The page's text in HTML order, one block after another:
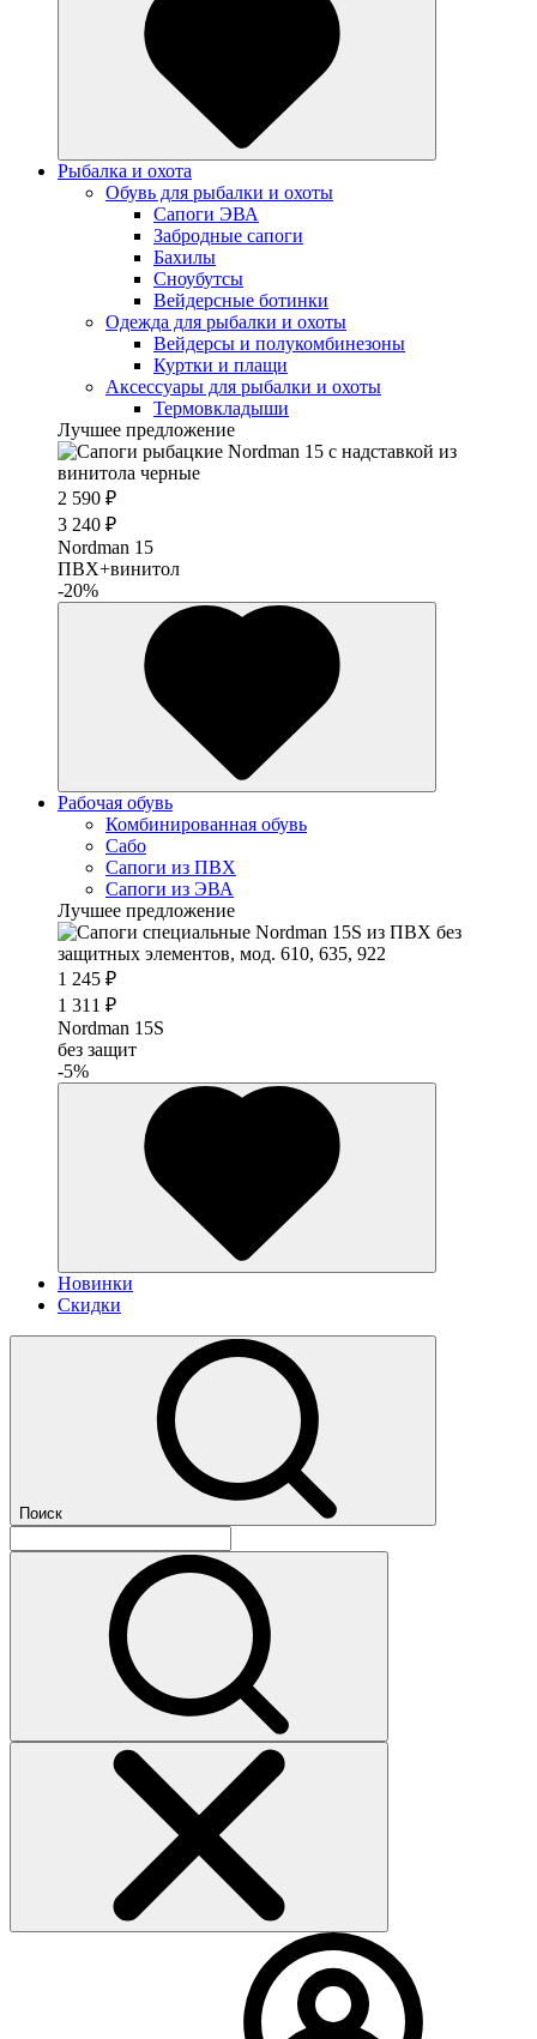
Рыбалка и охота
Обувь для рыбалки и охоты
Сапоги ЭВА
Забродные сапоги
Бахилы
Сноубутсы
Вейдерсные ботинки
Одежда для рыбалки и охоты
Вейдерсы и полукомбинезоны
Куртки и плащи
Аксессуары для рыбалки и охоты
Термовкладыши
Лучшее предложение
2 590 ₽
3 240 ₽
Nordman 15
ПВХ+винитол
-20%
Рабочая обувь
Комбинированная обувь
Сабо
Сапоги из ПВХ
Сапоги из ЭВА
Лучшее предложение
1 245 ₽
1 311 ₽
Nordman 15S
без защит
-5%
Новинки
Скидки
Поиск